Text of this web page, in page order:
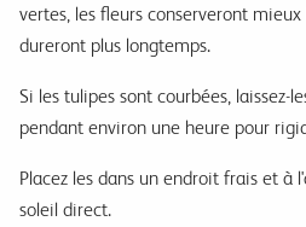
vertes, les fleurs conserveront
dureront plus longtemps.
Si les tulipes sont courbées, laissez-
pendant environ une heure pour
Placez les dans un endroit frais et à
soleil direct.